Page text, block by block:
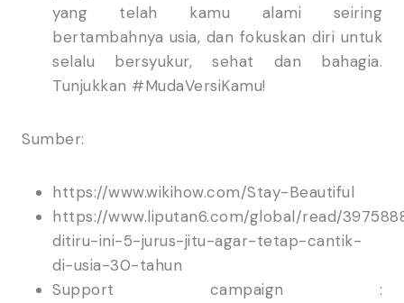
yang telah kamu alami seiring
bertambahnya usia, dan fokuskan diri untuk
selalu bersyukur, sehat dan bahagia.
Tunjukkan #MudaVersiKamu!
Sumber:
https://www.wikihow.com/Stay-Beautiful
https://www.liputan6.com/global/read/
ditiru-ini-5-jurus-jitu-agar-tetap-cantik-
di-usia-30-tahun
Support campaign :